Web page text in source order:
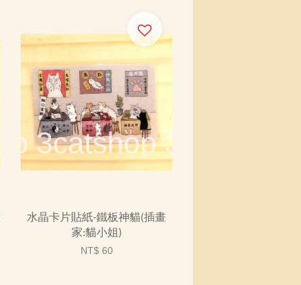
水晶卡片貼紙-鐵板神貓(插畫
家:貓小姐)
NT$ 60